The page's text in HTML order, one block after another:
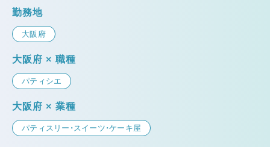
勤務地
大阪府
大阪府 × 職種
パティシエ
大阪府 × 業種
パティスリー・スイーツ・ケーキ屋